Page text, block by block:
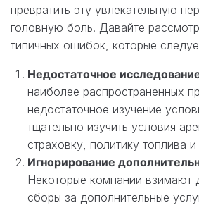
превратить эту увлекательную
головную боль. Давайте
типичных ошибок, которые
Недостаточное
наиболее распространенных
недостаточное изучение
тщательно изучить условия
страховку, политику топлива
Игнорирование
Некоторые компании взимают
сборы за дополнительные